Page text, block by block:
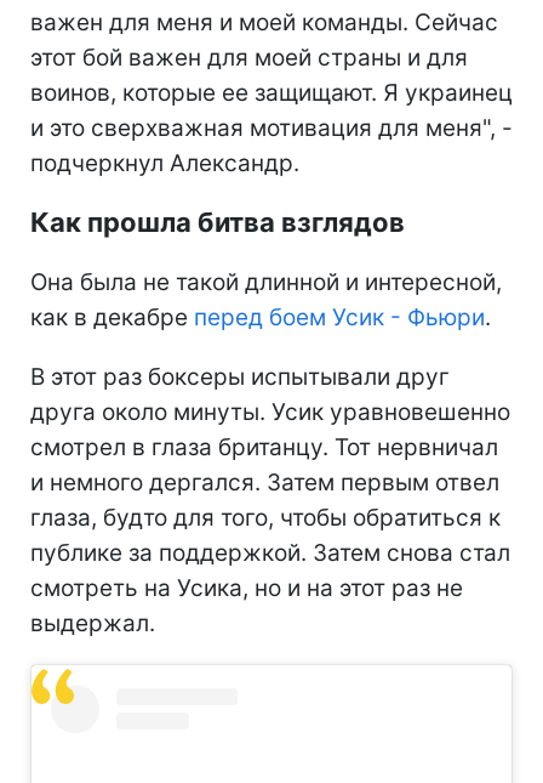
важен для меня и моей команды. Сейчас
этот бой важен для моей страны и для
воинов, которые ее защищают. Я украинец
и это сверхважная мотивация для меня", -
подчеркнул Александр.
Как прошла битва взглядов
Она была не такой длинной и интересной,
как в декабре перед боем Усик - Фьюри.
В этот раз боксеры испытывали друг
друга около минуты. Усик уравновешенно
смотрел в глаза британцу. Тот нервничал
и немного дергался. Затем первым отвел
глаза, будто для того, чтобы обратиться к
публике за поддержкой. Затем снова стал
смотреть на Усика, но и на этот раз не
выдержал.